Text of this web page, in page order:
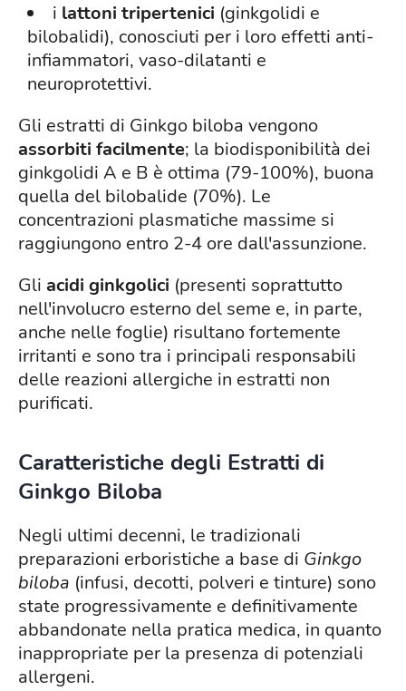
i lattoni tripertenici (ginkgolidi e
bilobalidi), conosciuti per i loro effetti anti-
infiammatori, vaso-dilatanti e
neuroprotettivi.
Gli estratti di Ginkgo biloba vengono
assorbiti facilmente; la biodisponibilità dei
ginkgolidi A e B è ottima (79-100%), buona
quella del bilobalide (70%). Le
concentrazioni plasmatiche massime si
raggiungono entro 2-4 ore dall'assunzione.
Gli acidi ginkgolici (presenti soprattutto
nell'involucro esterno del seme e, in parte,
anche nelle foglie) risultano fortemente
irritanti e sono tra i principali responsabili
delle reazioni allergiche in estratti non
purificati.
Caratteristiche degli Estratti di
Ginkgo Biloba
Negli ultimi decenni, le tradizionali
preparazioni erboristiche a base di Ginkgo
biloba (infusi, decotti, polveri e tinture) sono
state progressivamente e definitivamente
abbandonate nella pratica medica, in quanto
inappropriate per la presenza di potenziali
allergeni.